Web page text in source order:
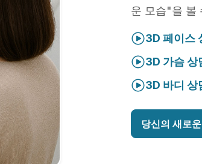
운 모습"을 볼
3D 페이스
3D 가슴 상
3D 바디 상
당신의 새로